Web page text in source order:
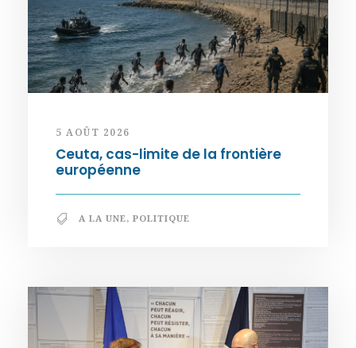
5 AOÛT 2026
Ceuta, cas-limite de la frontière
européenne
A LA UNE, POLITIQUE